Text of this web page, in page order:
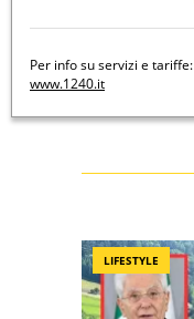
Per info su servizi e tariffe:
www.1240.it
LIFESTYLE